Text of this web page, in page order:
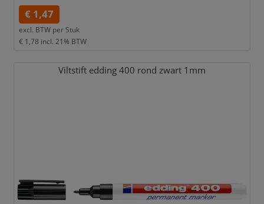
€ 1,47
excl. BTW per Stuk
€ 1,78 incl. 21% BTW
Viltstift edding 400 rond zwart 1mm